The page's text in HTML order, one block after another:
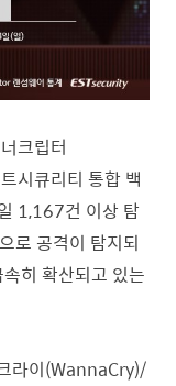
크립터
시큐리티 통합 백
1,167건 이상 탐
로 공격이 탐지되
히 확산되고 있는
라이(WannaCry)/